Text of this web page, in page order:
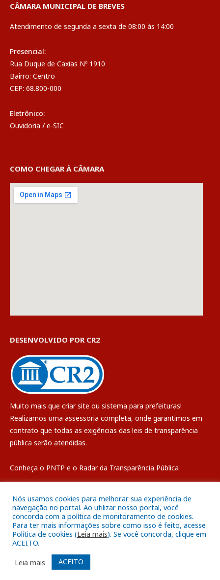
CÂMARA MUNICIPAL DE BREVES
Atendimento de segunda a sexta de 08:00 às 14:00
Presencial:
Rua Duque de Caxias Nº 1910
Bairro: Centro
CEP: 68.800-000
Eletrônico:
Ouvidoria / e-SIC
COMO CHEGAR À CÂMARA
DESENVOLVIDO POR CR2
Muito mais que criar site ou sistema para prefeituras!
Realizamos uma assessoria completa, onde garantimos em
contrato que todas as exigências das leis de transparência
pública serão atendidas.
Conheça o PNTP e o Radar da Transparência Pública
Todos os direitos reservados a Câmara Municipal de Breves
Mapa do Site
Acessar o Webmail
Nós usamos cookies para melhorar sua experiência de
navegação no portal. Ao utilizar nosso portal, você
concorda com a política de monitoramento de cookies.
Para ter mais informações sobre como isso é feito, acesse
Política de cookies (Leia mais). Se você concorda, clique em
ACEITO.
Leia mais
ACEITO